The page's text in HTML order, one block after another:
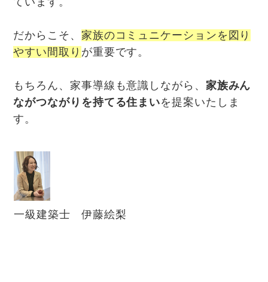
だからこそ、 家族のコミュニケーションを図り
やすい間取り が重要です。
もちろん、家事導線も意識しながら、 家族みん
ながつながりを持てる住まいを提案いたしま
す。
一級建築士 伊藤絵梨